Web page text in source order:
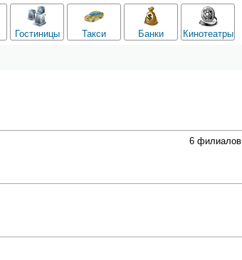
Гостиницы Такси Банки Кинотеатры
6 филиалов